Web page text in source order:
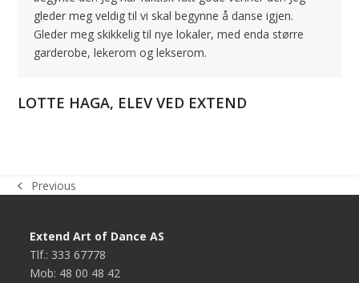
gleder meg veldig til vi skal begynne å danse igjen.
Gleder meg skikkelig til nye lokaler, med enda større
garderobe, lekerom og lekserom.
LOTTE HAGA, ELEV VED EXTEND
previous
Previous
Extend Art of Dance AS
Tlf.: 333 67778
Mob: 48 00 48 42